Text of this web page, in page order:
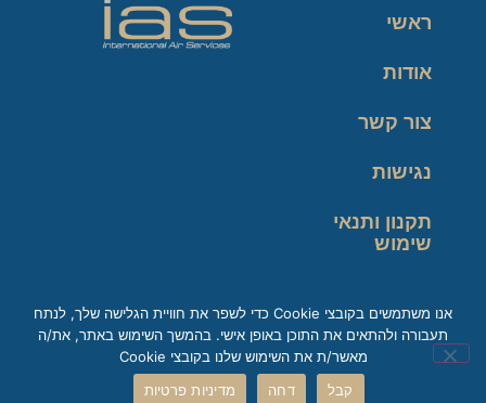
ראשי
אודות
צור קשר
נגישות
תקנון ותנאי
שימוש
זכות עיון במידע
אנו משתמשים בקובצי Cookie כדי לשפר את חוויית הגלישה שלך, לנתח
תעבורה ולהתאים את התוכן באופן אישי. בהמשך השימוש באתר, את/ה
מאשר/ת את השימוש שלנו בקובצי Cookie
קבל
דחה מדיניות פרטיות